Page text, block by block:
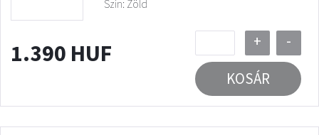
Szín: Zöld
1.390 HUF +
-
KOSÁR